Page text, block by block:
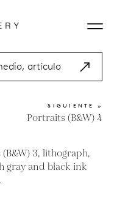
SIGUIENTE »
Portraits (B&W) 4